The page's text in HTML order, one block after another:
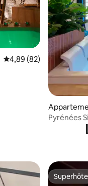
Évaluation moyenne
4,89 (82)
Pyrénées
Superhôte
Superhôte